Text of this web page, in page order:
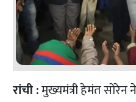
रांची :मुख्यमंत्री हेमंत